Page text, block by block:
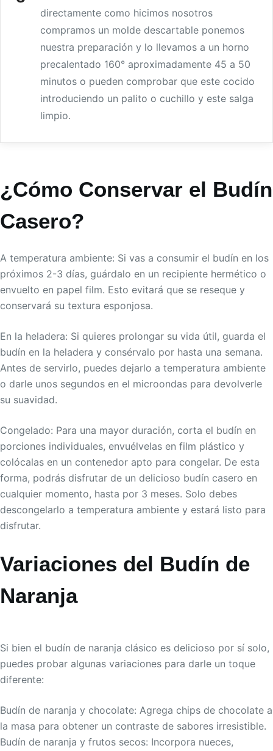
directamente como hicimos nosotros
compramos un molde descartable ponemos
nuestra preparación y lo llevamos a un horno
precalentado 160° aproximadamente 45 a 50
minutos o pueden comprobar que este cocido
introduciendo un palito o cuchillo y este salga
limpio.
¿Cómo Conservar el Budín
Casero?
A temperatura ambiente: Si vas a consumir el budín en los
próximos 2-3 días, guárdalo en un recipiente hermético o
envuelto en papel film. Esto evitará que se reseque y
conservará su textura esponjosa.
En la heladera: Si quieres prolongar su vida útil, guarda el
budín en la heladera y consérvalo por hasta una semana.
Antes de servirlo, puedes dejarlo a temperatura ambiente
o darle unos segundos en el microondas para devolverle
su suavidad.
Congelado: Para una mayor duración, corta el budín en
porciones individuales, envuélvelas en film plástico y
colócalas en un contenedor apto para congelar. De esta
forma, podrás disfrutar de un delicioso budín casero en
cualquier momento, hasta por 3 meses. Solo debes
descongelarlo a temperatura ambiente y estará listo para
disfrutar.
Variaciones del Budín de
Naranja
Si bien el budín de naranja clásico es delicioso por sí solo,
puedes probar algunas variaciones para darle un toque
diferente:
Budín de naranja y chocolate: Agrega chips de chocolate a
la masa para obtener un contraste de sabores irresistible.
Budín de naranja y frutos secos: Incorpora nueces,